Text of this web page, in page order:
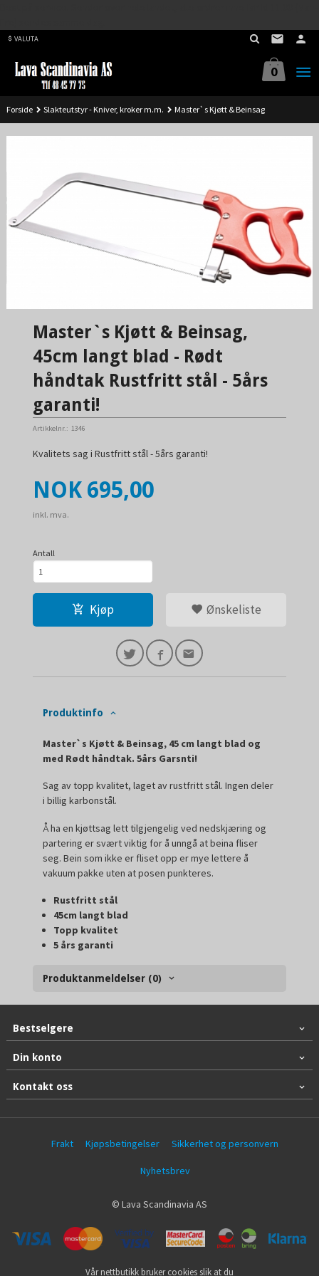
VALUTA
0
Forside Slakteutstyr - Kniver, kroker m.m. Master`s Kjøtt & Beinsag
Master`s Kjøtt & Beinsag,
45cm langt blad - Rødt
håndtak Rustfritt stål - 5års
garanti!
Artikkelnr.: 1346
Kvalitets sag i Rustfritt stål - 5års garanti!
Pris
NOK 695,00
inkl. mva.
Antall
Kjøp Ønskeliste
Produktinfo
Master`s Kjøtt & Beinsag, 45 cm langt blad og
med Rødt håndtak. 5års Garsnti!
Sag av topp kvalitet, laget av rustfritt stål. Ingen deler
i billig karbonstål.
Å ha en kjøttsag lett tilgjengelig ved nedskjæring og
partering er svært viktig for å unngå at beina fliser
seg. Bein som ikke er fliset opp er mye lettere å
vakuum pakke uten at posen punkteres.
Rustfritt stål
45cm langt blad
Topp kvalitet
5 års garanti
Produktanmeldelser (0)
Bestselgere
Din konto
Kontakt oss
Frakt Kjøpsbetingelser Sikkerhet og personvern
Nyhetsbrev
© Lava Scandinavia AS
Vår nettbutikk bruker cookies slik at du